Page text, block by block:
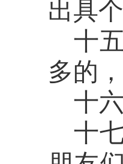
出具
十
多的
十
十